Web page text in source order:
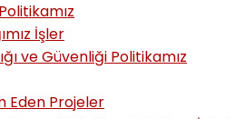
İşler
ve Güvenliği Politikamız
Eden Projeler